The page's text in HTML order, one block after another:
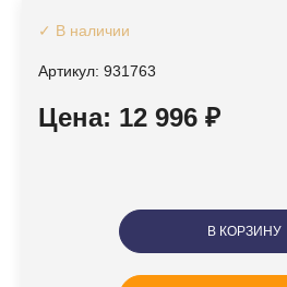
✓ В наличии
Артикул: 931763
Цена: 12 996 ₽
В КОРЗИНУ